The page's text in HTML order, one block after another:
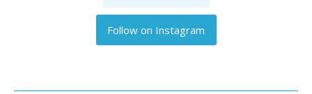
Follow on Instagram